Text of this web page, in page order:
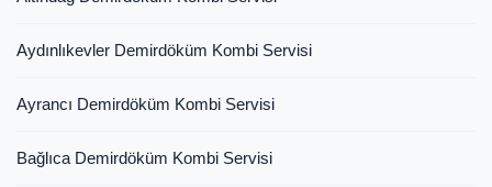
Aydınlıkevler Demirdöküm Kombi Servisi
Ayrancı Demirdöküm Kombi Servisi
Bağlıca Demirdöküm Kombi Servisi